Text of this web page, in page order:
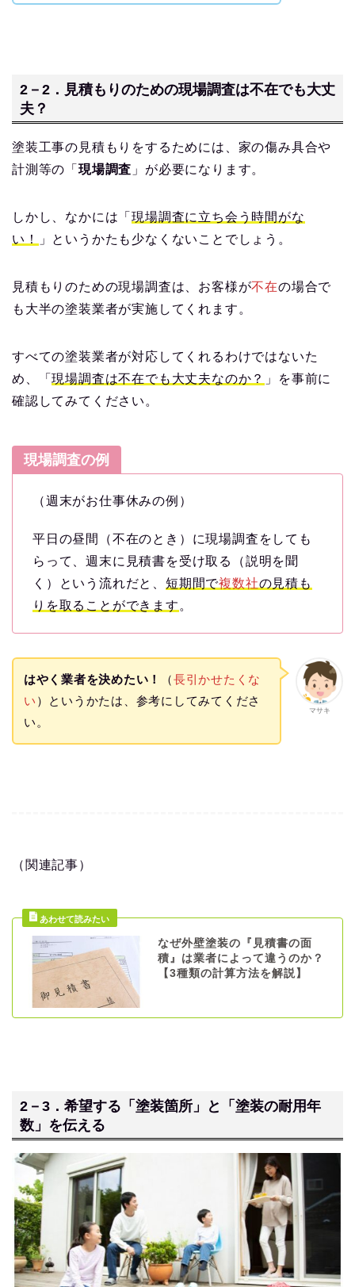
2－2．見積もりのための現場調査は不在でも大丈
夫？
塗装工事の見積もりをするためには、家の傷み具合や
計測等の「 現場調査 」が必要になります。
しかし、なかには「現場調査に立ち会う時間がな
い！
」というかたも少なくないことでしょう。
見積もりのための現場調査は、お客様が不在の場合で
も大半の塗装業者が実施してくれます。
すべての塗装業者が対応してくれるわけではないた
め、「現場調査は不在でも大丈夫なのか？ 」を事前に
確認してみてください。
現場調査の例
（週末がお仕事休みの例）
平日の昼間（不在のとき）に現場調査をしても
らって、週末に見積書を受け取る（説明を聞
く）という流れだと、 短期間で複数社の見積も
りを取ることができます 。
マサキ
はやく業者を決めたい！ （長引かせたくな
い ）というかたは、参考にしてみてくださ
い。
（関連記事）
なぜ外壁塗装の『見積書の面
積』は業者によって違うのか？
【3種類の計算方法を解説】
2－3．希望する「塗装箇所」と「塗装の耐用年
数」を伝える